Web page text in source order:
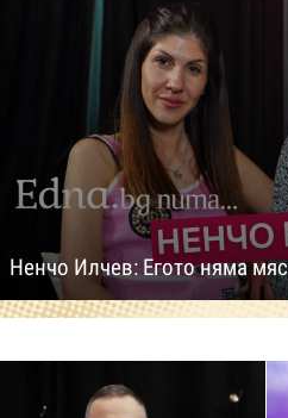
Ненчо Илчев: Егото няма